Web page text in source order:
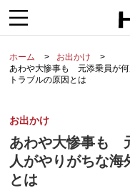
ホーム
お出かけ
あわや大惨事も 元添乗員が
トラブルの原因とは
お出かけ
あわや大惨事も
人がやりがちな海
とは